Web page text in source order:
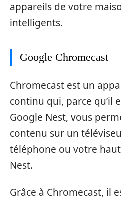
appareils de votre
intelligents.
Google Chromecast
Chromecast est un
continu qui, parce qu’il
Google Nest, vous
contenu sur un
téléphone ou votre
Nest.
Grâce à Chromecast, il